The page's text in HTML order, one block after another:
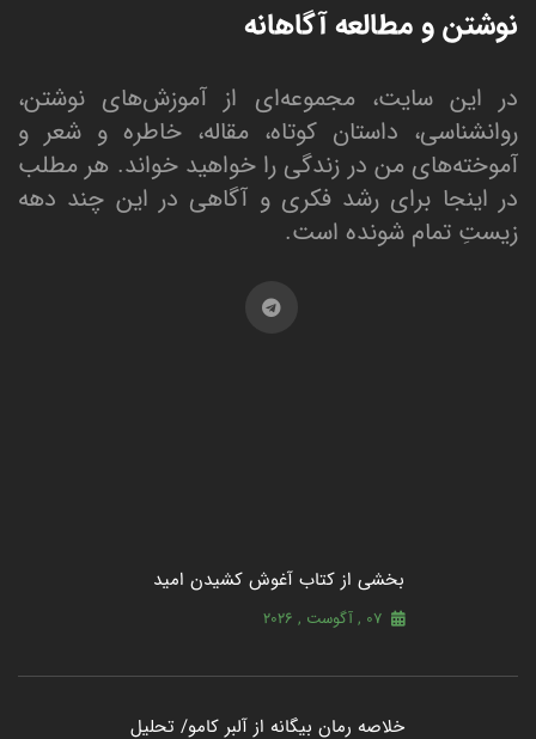
نوشتن و مطالعه آگاهانه
در این سایت، مجموعه‌ای از آموزش‌های نوشتن،
روانشناسی، داستان کوتاه، مقاله، خاطره و شعر و
آموخته‌های من در زندگی را خواهید خواند. هر مطلب
در اینجا برای رشد فکری و آگاهی در این چند دهه
زیستِ تمام شونده است.
بخشی از کتاب آغوش کشیدن امید
07 , آگوست , 2026
خلاصه رمان بیگانه از آلبر کامو/ تحلیل